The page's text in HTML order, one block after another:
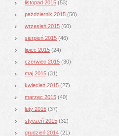
listopad 2015 (53)
październik 2015 (50)
wrzesień 2015 (60)
sierpień 2015 (46)
lipiec 2015 (24)
czerwiec 2015 (30)
maj 2015 (31)
kwiecień 2015 (27)
marzec 2015 (40)
luty 2015 (37)
styczeń 2015 (32)
grudzień 2014 (21)